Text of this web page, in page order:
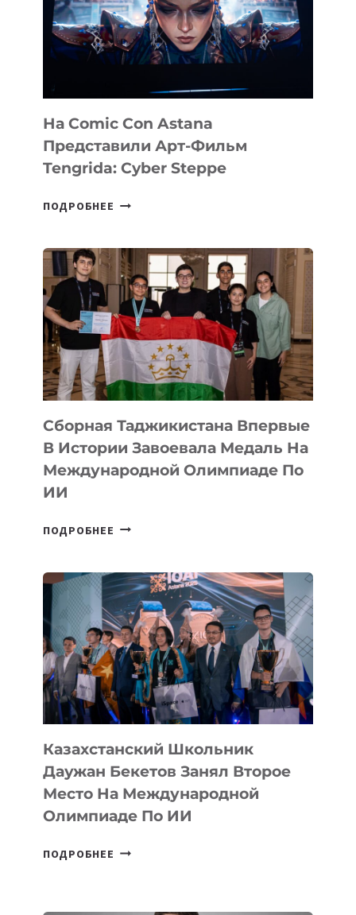
На Comic Con Astana
Представили Арт-Фильм
Tengrida: Cyber Steppe
ПОДРОБНЕЕ НА
ASTANA
ПРЕДСТАВИЛИ
АРТ-
ФИЛЬМ
TENGRIDA:
CYBER
STEPPE
Сборная Таджикистана Впервые
В Истории Завоевала Медаль На
Международной Олимпиаде По
ИИ
ПОДРОБНЕЕ СБОРНАЯ
В
ИСТОРИИ
ЗАВОЕВАЛА
МЕДАЛЬ
НА
МЕЖДУНАРОДНОЙ
ОЛИМПИАДЕ
ПО
ИИ
Казахстанский Школьник
Даужан Бекетов Занял Второе
Место На Международной
Олимпиаде По ИИ
ПОДРОБНЕЕ КАЗАХСТАНСКИЙ